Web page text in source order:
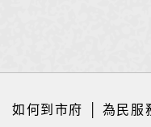
如何到市府 為民服